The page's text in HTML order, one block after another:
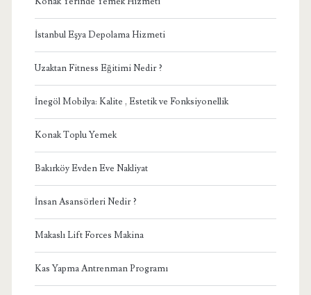
İstanbul Eşya Depolama Hizmeti
Uzaktan Fitness Eğitimi Nedir ?
İnegöl Mobilya: Kalite , Estetik ve Fonksiyonellik
Konak Toplu Yemek
Bakırköy Evden Eve Nakliyat
İnsan Asansörleri Nedir ?
Makaslı Lift Forces Makina
Kas Yapma Antrenman Programı